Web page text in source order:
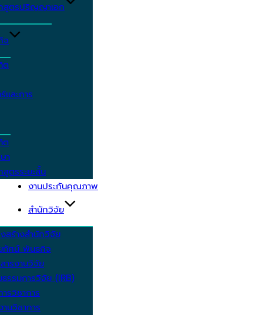
สูตรปริญญาเอก
จ
ต
ละการ
ต
า
ตรระยะสั้น
งานประกันคุณภาพ
สำนักวิจัย
สร้างสำนักวิจัย
ทัศน์ พันธกิจ
ารงานวิจัย
รรมการวิจัย (IRB)
รวิชาการ
นวิชาการ